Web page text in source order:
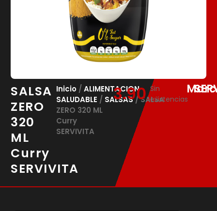
SALSA
ZERO
320
ML
Curry
SERVIVITA
Inicio /ALIMENTACION
SALUDABLE / SALSAS/ SALSA
ZERO 320 ML
Curry
SERVIVITA
3.90€
Sin
existencias